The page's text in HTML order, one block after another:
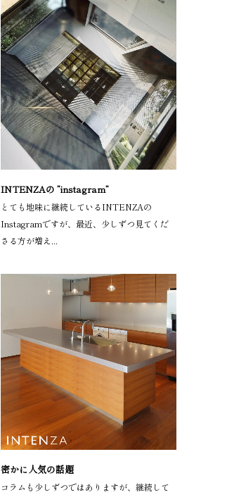
INTENZAの ”instagram”
とても地味に継続しているINTENZAの
Instagramですが、最近、少しずつ見てくだ
さる方が増え...
密かに人気の話題
コラムも少しずつではありますが、継続して